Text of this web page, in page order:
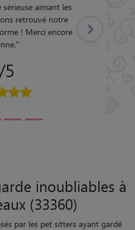
sérieuse aimant les
retrouvé notre
! Merci encore
"
5
Suivant
inoubliables à
(33360)
par les pet sitters ayant gardé